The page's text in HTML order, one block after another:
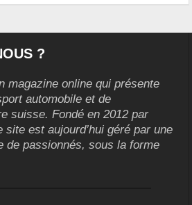
?
magazine online qui présente
automobile et de
suisse. Fondé en 2012 par
site est aujourd’hui géré par une
de passionnés, sous la forme